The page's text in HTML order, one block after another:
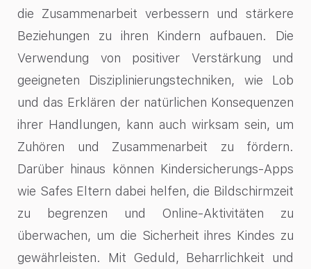
die Zusammenarbeit verbessern und stärkere
Beziehungen zu ihren Kindern aufbauen. Die
Verwendung von positiver Verstärkung und
geeigneten Disziplinierungstechniken, wie Lob
und das Erklären der natürlichen Konsequenzen
ihrer Handlungen, kann auch wirksam sein, um
Zuhören und Zusammenarbeit zu fördern.
Darüber hinaus können Kindersicherungs-Apps
wie Safes Eltern dabei helfen, die Bildschirmzeit
zu begrenzen und Online-Aktivitäten zu
überwachen, um die Sicherheit ihres Kindes zu
gewährleisten. Mit Geduld, Beharrlichkeit und